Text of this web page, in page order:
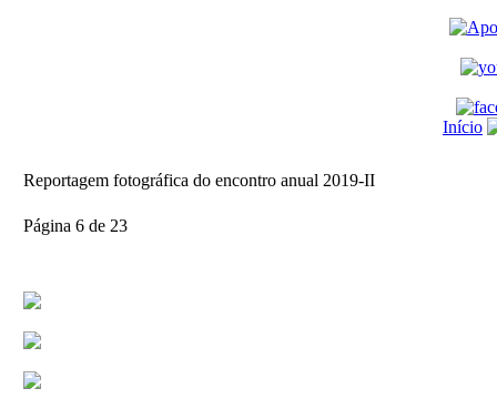
Início
Reportagem fotográfica do encontro anual 2019-II
Página 6 de 23